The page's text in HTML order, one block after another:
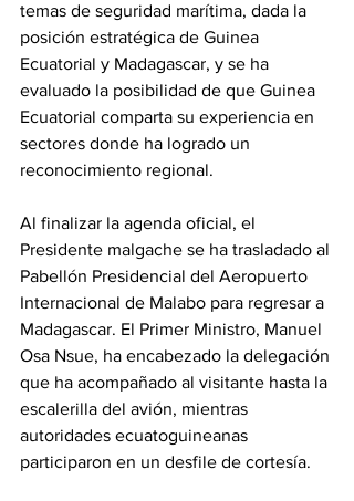
temas de seguridad marítima, dada la
posición estratégica de Guinea
Ecuatorial y Madagascar, y se ha
evaluado la posibilidad de que Guinea
Ecuatorial comparta su experiencia en
sectores donde ha logrado un
reconocimiento regional.
Al finalizar la agenda oficial, el
Presidente malgache se ha trasladado al
Pabellón Presidencial del Aeropuerto
Internacional de Malabo para regresar a
Madagascar. El Primer Ministro, Manuel
Osa Nsue, ha encabezado la delegación
que ha acompañado al visitante hasta la
escalerilla del avión, mientras
autoridades ecuatoguineanas
participaron en un desfile de cortesía.